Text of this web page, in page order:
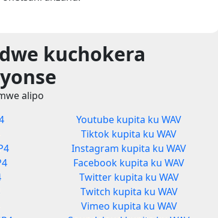
kuchokera
alipo
Youtube kupita ku WAV
Tiktok kupita ku WAV
Instagram kupita ku WAV
Facebook kupita ku WAV
Twitter kupita ku WAV
Twitch kupita ku WAV
Vimeo kupita ku WAV